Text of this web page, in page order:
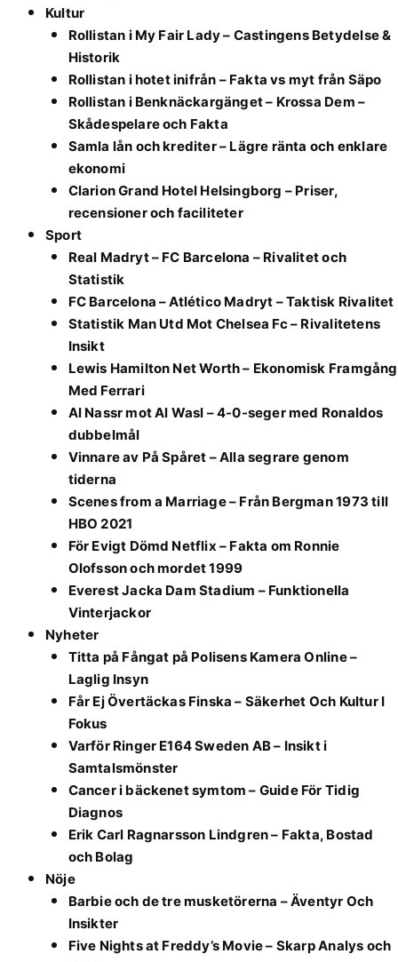
Kultur
Rollistan i My Fair Lady – Castingens Betydelse &
Historik
Rollistan i hotet inifrån – Fakta vs myt från Säpo
Rollistan i Benknäckargänget – Krossa Dem –
Skådespelare och Fakta
Samla lån och krediter – Lägre ränta och enklare
ekonomi
Clarion Grand Hotel Helsingborg – Priser,
recensioner och faciliteter
Sport
Real Madryt – FC Barcelona – Rivalitet och
Statistik
FC Barcelona – Atlético Madryt – Taktisk Rivalitet
Statistik Man Utd Mot Chelsea Fc – Rivalitetens
Insikt
Lewis Hamilton Net Worth – Ekonomisk Framgång
Med Ferrari
Al Nassr mot Al Wasl – 4-0-seger med Ronaldos
dubbelmål
Vinnare av På Spåret – Alla segrare genom
tiderna
Scenes from a Marriage – Från Bergman 1973 till
HBO 2021
För Evigt Dömd Netflix – Fakta om Ronnie
Olofsson och mordet 1999
Everest Jacka Dam Stadium – Funktionella
Vinterjackor
Nyheter
Titta på Fångat på Polisens Kamera Online –
Laglig Insyn
Får Ej Övertäckas Finska – Säkerhet Och Kultur I
Fokus
Varför Ringer E164 Sweden AB – Insikt i
Samtalsmönster
Cancer i bäckenet symtom – Guide För Tidig
Diagnos
Erik Carl Ragnarsson Lindgren – Fakta, Bostad
och Bolag
Nöje
Barbie och de tre musketörerna – Äventyr Och
Insikter
Five Nights at Freddy’s Movie – Skarp Analys och